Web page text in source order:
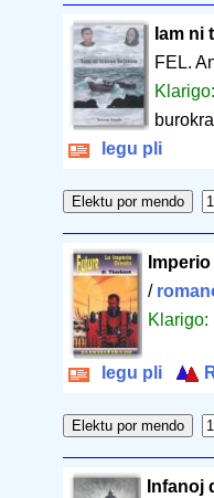
Iam ni
FEL.
Klarigo:
legu pli
/
Klarigo:
legu pli
Infanoj